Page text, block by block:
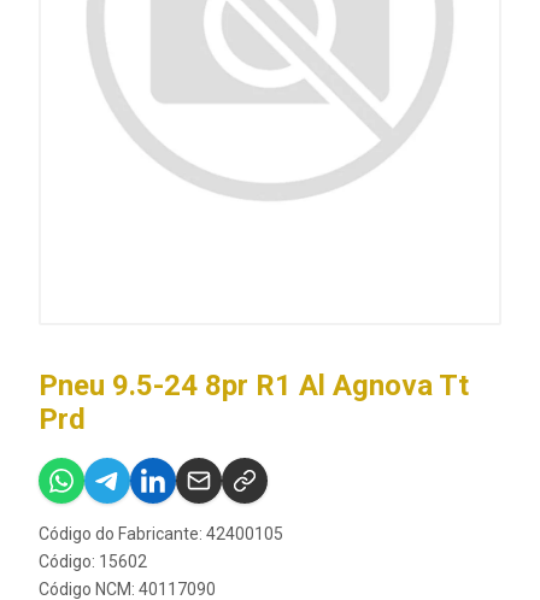
Pneu 9.5-24 8pr R1 Al Agnova Tt
Prd
Código do Fabricante: 42400105
Código: 15602
Código NCM: 40117090